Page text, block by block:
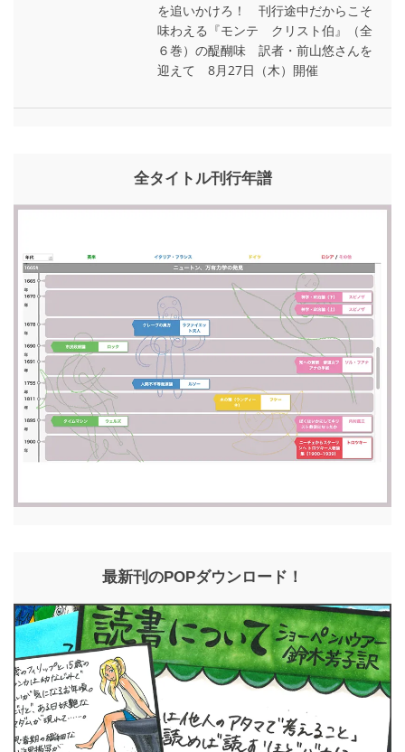
を追いかけろ！ 刊行途中だからこそ
味わえる『モンテ゠クリスト伯』（全
６巻）の醍醐味 訳者・前山悠さんを
迎えて 8月27日（木）開催
全タイトル刊行年譜
最新刊のPOPダウンロード！